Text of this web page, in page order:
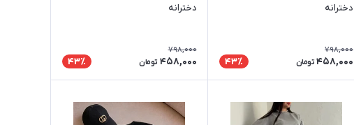
دخترانه
798,000
458,000 تومان 43٪
دخترانه
798,000
458,000 تومان 43٪